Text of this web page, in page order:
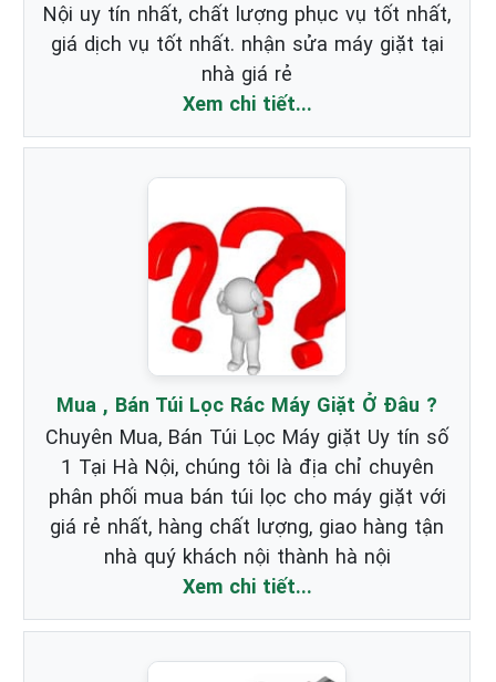
Nội uy tín nhất, chất lượng phục vụ tốt nhất,
giá dịch vụ tốt nhất. nhận sửa máy giặt tại
nhà giá rẻ
Xem chi tiết...
Mua , Bán Túi Lọc Rác Máy Giặt Ở Đâu ?
Chuyên Mua, Bán Túi Lọc Máy giặt Uy tín số
1 Tại Hà Nội, chúng tôi là địa chỉ chuyên
phân phối mua bán túi lọc cho máy giặt với
giá rẻ nhất, hàng chất lượng, giao hàng tận
nhà quý khách nội thành hà nội
Xem chi tiết...